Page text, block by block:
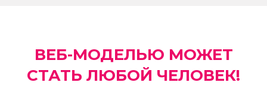
ВЕБ-МОДЕЛЬЮ МОЖЕТ
СТАТЬ ЛЮБОЙ ЧЕЛОВЕК!